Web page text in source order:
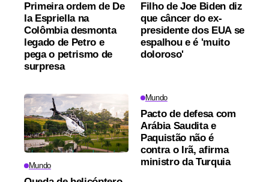
Primeira ordem de De
la Espriella na
Colômbia desmonta
legado de Petro e
pega o petrismo de
surpresa
Filho de Joe Biden diz
que câncer do ex-
presidente dos EUA se
espalhou e é 'muito
doloroso'
Mundo
Mundo
Pacto de defesa com
Arábia Saudita e
Paquistão não é
contra o Irã, afirma
ministro da Turquia